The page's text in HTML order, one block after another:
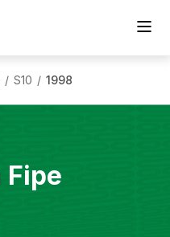
/ S10 / 1998
Fipe